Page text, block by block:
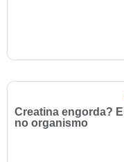
Creatina engorda?
no organismo